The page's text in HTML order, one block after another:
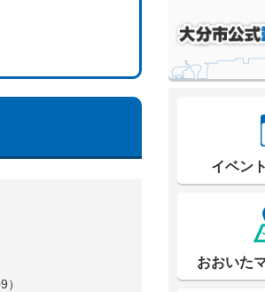
イベン
おおいた